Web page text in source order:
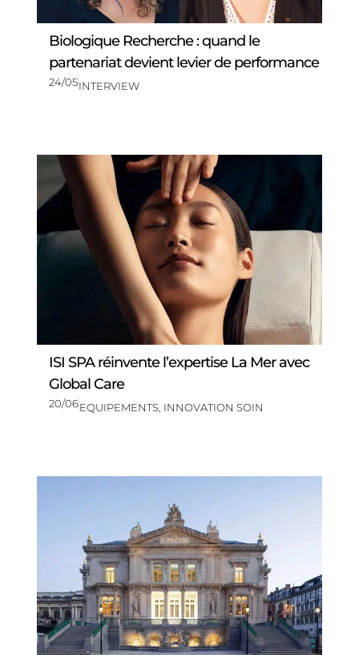
Biologique Recherche : quand le
partenariat devient levier de performance
24/05INTERVIEW
ISI SPA réinvente l’expertise La Mer avec
Global Care
20/06EQUIPEMENTS, INNOVATION SOIN